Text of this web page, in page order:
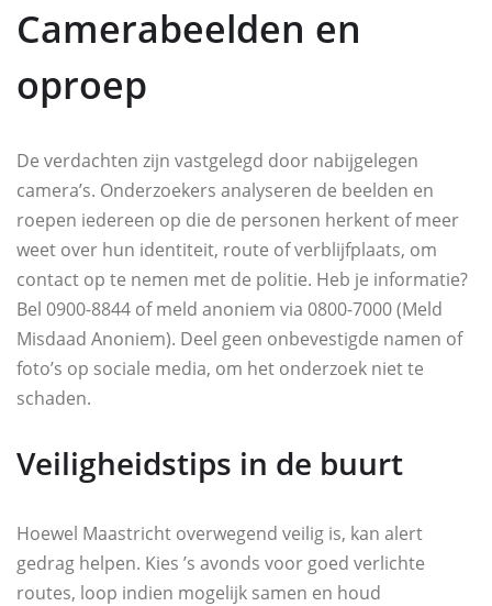
Camerabeelden en
oproep
De verdachten zijn vastgelegd door nabijgelegen
camera’s. Onderzoekers analyseren de beelden en
roepen iedereen op die de personen herkent of meer
weet over hun identiteit, route of verblijfplaats, om
contact op te nemen met de politie. Heb je informatie?
Bel 0900-8844 of meld anoniem via 0800-7000 (Meld
Misdaad Anoniem). Deel geen onbevestigde namen of
foto’s op sociale media, om het onderzoek niet te
schaden.
Veiligheidstips in de buurt
Hoewel Maastricht overwegend veilig is, kan alert
gedrag helpen. Kies ’s avonds voor goed verlichte
routes, loop indien mogelijk samen en houd